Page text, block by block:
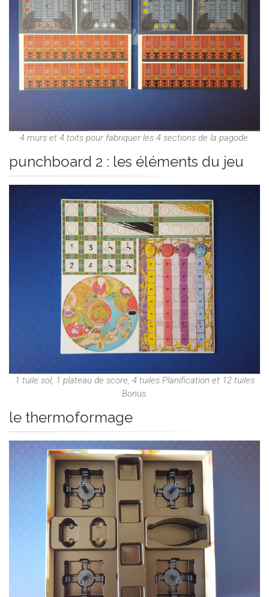
4 murs et 4 toits pour fabriquer les 4 sections de la pagode.
punchboard 2 : les éléments du jeu
1 tuile sol, 1 plateau de score, 4 tuiles Planification et 12 tuiles
Bonus.
le thermoformage